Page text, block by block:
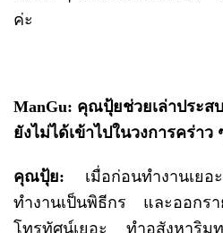
ค่ะ
ManGu: คุณปุ้ยช่วยเล่าประ
ยังไม่ได้เข้าไปในวงการคร่า
คุณปุ้ย: เมื่อก่อนทำงานเ
ทำงานเป็นพิธีกร และออก
โทรทัศน์เยอะ ทำอสังหาริม